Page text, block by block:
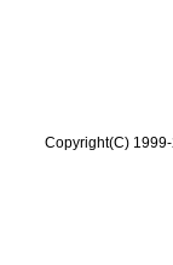
Copyright(C)